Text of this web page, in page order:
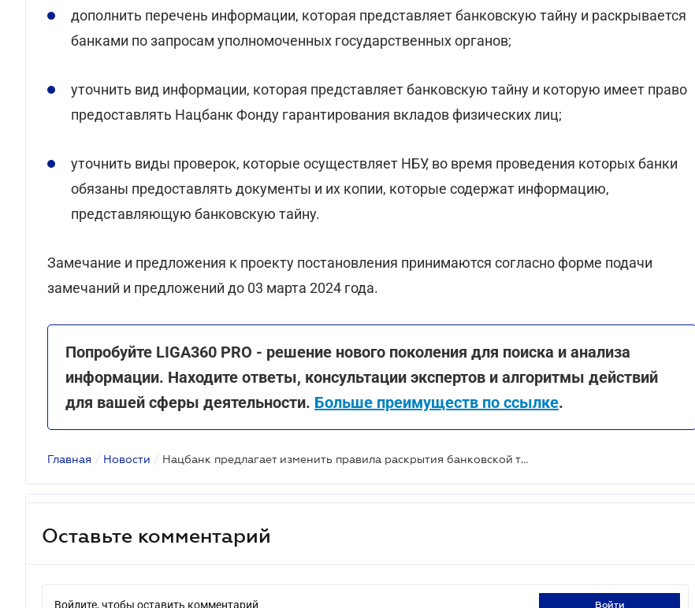
дополнить перечень информации, которая представляет банковскую тайну и раскрывается
банками по запросам уполномоченных государственных органов;
уточнить вид информации, которая представляет банковскую тайну и которую имеет право
предоставлять Нацбанк Фонду гарантирования вкладов физических лиц;
уточнить виды проверок, которые осуществляет НБУ, во время проведения которых банки
обязаны предоставлять документы и их копии, которые содержат информацию,
представляющую банковскую тайну.
Замечание и предложения к проекту постановления принимаются согласно форме подачи
замечаний и предложений до 03 марта 2024 года.
Попробуйте LIGA360 PRO - решение нового поколения для поиска и анализа
информации. Находите ответы, консультации экспертов и алгоритмы действий
для вашей сферы деятельности. Больше преимуществ по ссылке.
Главная / Новости / Нацбанк предлагает изменить правила раскрытия банковской тайны
Оставьте комментарий
Войдите, чтобы оставить комментарий войти